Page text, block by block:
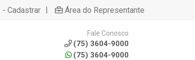
Cadastrar | Área do Representante
Fale Conosco
(75) 3604-9000
(75) 3604-9000